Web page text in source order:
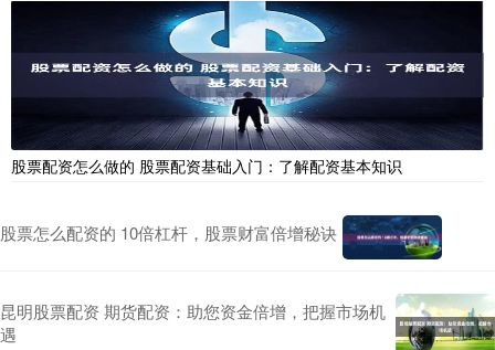
股票配资怎么做的 股票配资基础入门：了解配资基本知识
股票怎么配资的 10倍杠杆，股票财富倍增秘诀
昆明股票配资 期货配资：助您资金倍增，把握市场机
遇